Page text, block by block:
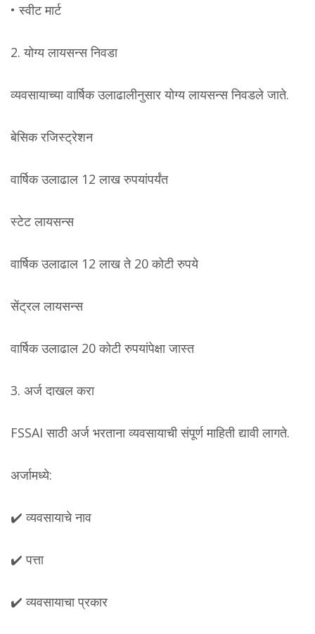
• स्वीट मार्ट
2. योग्य लायसन्स निवडा
व्यवसायाच्या वार्षिक उलाढालीनुसार योग्य लायसन्स निवडले जाते.
बेसिक रजिस्ट्रेशन
वार्षिक उलाढाल 12 लाख रुपयांपर्यंत
स्टेट लायसन्स
वार्षिक उलाढाल 12 लाख ते 20 कोटी रुपये
सेंट्रल लायसन्स
वार्षिक उलाढाल 20 कोटी रुपयांपेक्षा जास्त
3. अर्ज दाखल करा
FSSAI साठी अर्ज भरताना व्यवसायाची संपूर्ण माहिती द्यावी लागते.
अर्जामध्ये:
✔️ व्यवसायाचे नाव
✔️ पत्ता
✔️ व्यवसायाचा प्रकार